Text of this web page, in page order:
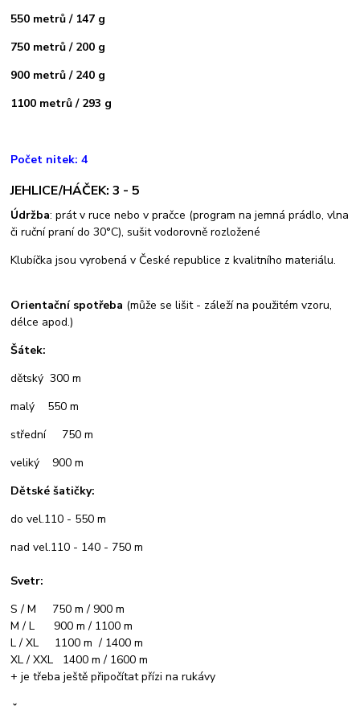
550 metrů / 147 g
750 metrů / 200 g
900 metrů / 240 g
1100 metrů / 293 g
Počet nitek: 4
JEHLICE/HÁČEK: 3 - 5
Údržba: prát v ruce nebo v pračce (program na jemná prádlo, vlna
či ruční praní do 30°C), sušit vodorovně rozložené
Klubíčka jsou vyrobená v České republice z kvalitního materiálu.
Orientační spotřeba (může se lišit - záleží na použitém vzoru,
délce apod.)
Šátek:
dětský 300 m
malý 550 m
střední 750 m
veliký 900 m
Dětské šatičky:
do vel.110 - 550 m
nad vel.110 - 140 - 750 m
Svetr:
S / M 750 m / 900 m
M / L 900 m / 1100 m
L / XL 1100 m / 1400 m
XL / XXL 1400 m / 1600 m
+ je třeba ještě připočítat přízi na rukávy